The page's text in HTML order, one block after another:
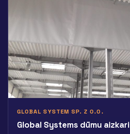
GLOBAL SYSTEM SP. Z O.O.
Global Systems dūmu aizkari